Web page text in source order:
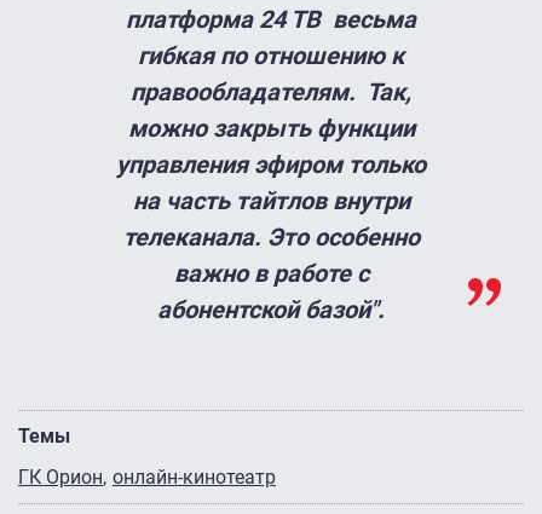
платформа 24 ТВ весьма
гибкая по отношению к
правообладателям. Так,
можно закрыть функции
управления эфиром только
на часть тайтлов внутри
телеканала. Это особенно
важно в работе с
абонентской базой".
Темы
ГК Орион онлайн-кинотеатр